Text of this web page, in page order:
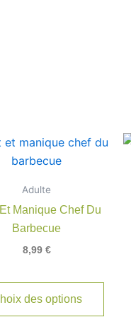
Adulte
Manique Chef Du
Barbecue
8,99 €
des options